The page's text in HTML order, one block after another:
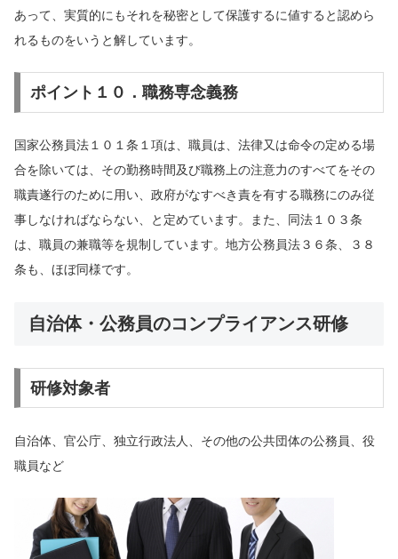
あって、実質的にもそれを秘密として保護するに値すると認めら
れるものをいうと解しています。
ポイント１０．職務専念義務
国家公務員法１０１条１項は、職員は、法律又は命令の定める場
合を除いては、その勤務時間及び職務上の注意力のすべてをその
職責遂行のために用い、政府がなすべき責を有する職務にのみ従
事しなければならない、と定めています。また、同法１０３条
は、職員の兼職等を規制しています。地方公務員法３６条、３８
条も、ほぼ同様です。
自治体・公務員のコンプライアンス研修
研修対象者
自治体、官公庁、独立行政法人、その他の公共団体の公務員、役
職員など